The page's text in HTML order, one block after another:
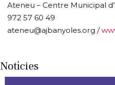
Ateneu – Centre Municipal
972 57 60 49
ateneu@ajbanyoles.org /
Notícies